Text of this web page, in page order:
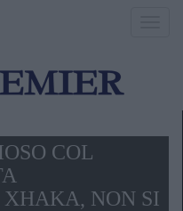
COL
XHAKA, NON SI